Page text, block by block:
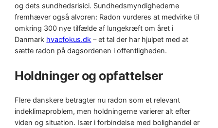
og dets sundhedsrisici. Sundhedsmyndighederne
fremhæver også alvoren: Radon vurderes at medvirke til
omkring 300 nye tilfælde af lungekræft om året i
Danmark hvacfokus.dk – et tal der har hjulpet med at
sætte radon på dagsordenen i offentligheden.
Holdninger og opfattelser
Flere danskere betragter nu radon som et relevant
indeklimaproblem, men holdningerne varierer alt efter
viden og situation. Især i forbindelse med bolighandel er